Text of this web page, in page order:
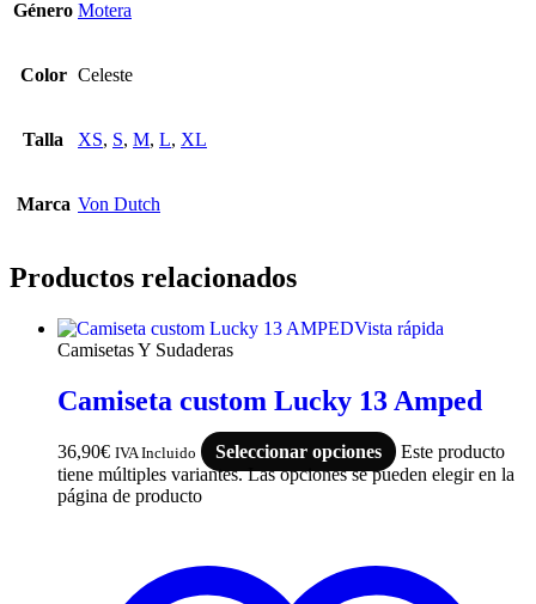
Género Motera
Color Celeste
Talla XS, S, M, L, XL
Marca Von Dutch
Productos relacionados
Vista rápida
Camisetas Y Sudaderas
Camiseta custom Lucky 13 Amped
36,90€ IVA Incluido Seleccionar opciones
Este producto
tiene múltiples variantes. Las opciones se pueden elegir en la
página de producto